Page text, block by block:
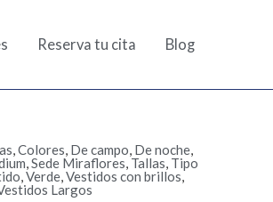
Reserva tu cita Blog
,Colores, De campo, De noche,
,Sede Miraflores, Tallas, Tipo
,Verde,Vestidos con brillos,
Largos